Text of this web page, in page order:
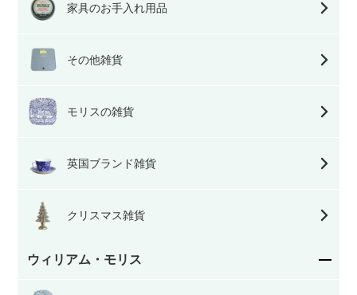
家具のお手入れ用品
その他雑貨
モリスの雑貨
英国ブランド雑貨
クリスマス雑貨
ウィリアム・モリス